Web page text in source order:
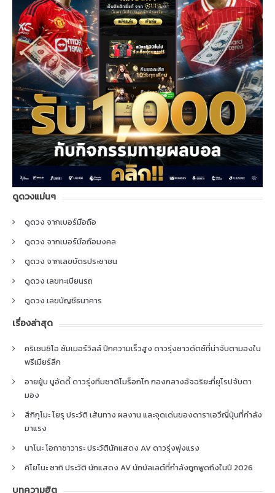
ดูดวงแม่นๆ
ดูดวง จากเบอร์มือถือ
ดูดวง จากเบอร์มือถือมงคล
ดูดวง จากเลขบัตรประชาชน
ดูดวง เลขทะเบียนรถ
ดูดวง เลขบัญชีธนาคาร
เรื่องล่าสุด
คริเซนซิโอ ซัมเมอร์วิลล์ ปีกความเร็วสูง ดาวรุ่งชาวดัตช์ที่น่าจับตามองใน
พรีเมียร์ลีก
อายยู้บ บูอัดดี้ ดาวรุ่งทีมชาติโมร็อกโก กองกลางอัจฉริยะที่ยุโรปจับตา
มอง
สึกิกุโมะ โยรุ ประวัติ เส้นทาง ผลงาน และจุดเด่นของดาราเอวีญี่ปุ่นที่กำลัง
มาแรง
นาโนะ โอกาซาวาระ ประวัตินักแสดง AV ดาวรุ่งพุ่งแรง
คิโยโนะ ซากิ ประวัติ นักแสดง AV นักบัลเลต์ที่กำลังถูกพูดถึงในปี 2026
บทความฮิต